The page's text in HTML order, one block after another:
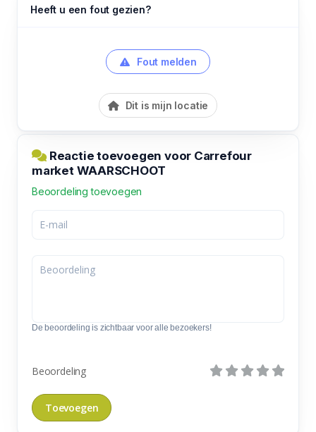
Heeft u een fout gezien?
Fout melden
Dit is mijn locatie
Reactie toevoegen voor Carrefour
market WAARSCHOOT
Beoordeling toevoegen
De beoordeling is zichtbaar voor alle bezoekers!
Beoordeling